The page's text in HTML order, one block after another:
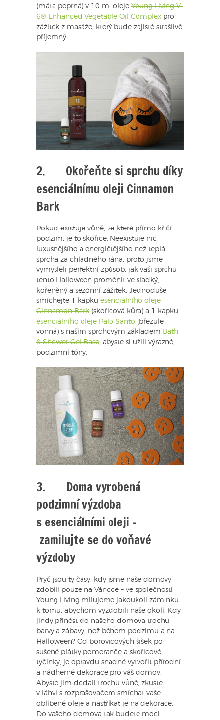
(máta peprná) v 10 ml oleje Young Living V-
6® Enhanced Vegetable Oil Complex pro
zážitek z masáže, který bude zajisté strašlivě
příjemný!
2. Okořeňte si sprchu díky
esenciálnímu oleji Cinnamon
Bark
Pokud existuje vůně, ze které přímo křičí
podzim, je to skořice. Neexistuje nic
luxusnějšího a energičtějšího než teplá
sprcha za chladného rána, proto jsme
vymysleli perfektní způsob, jak vaši sprchu
tento Halloween proměnit ve sladký,
kořeněný a sezónní zážitek. Jednoduše
smíchejte 1 kapku esenciálního oleje
Cinnamon Bark (skořicová kůra) a 1 kapku
esenciálního oleje Palo Santo (březule
vonná) s naším sprchovým základem Bath
& Shower Gel Base, abyste si užili výrazné,
podzimní tóny.
3. Doma vyrobená
podzimní výzdoba
s esenciálními oleji –
zamilujte se do voňavé
výzdoby
Pryč jsou ty časy, kdy jsme naše domovy
zdobili pouze na Vánoce – ve společnosti
Young Living milujeme jakoukoli záminku
k tomu, abychom vyzdobili naše okolí. Kdy
jindy přinést do našeho domova trochu
barvy a zábavy, než během podzimu a na
Halloween? Od borovicových šišek po
sušené plátky pomeranče a skořicové
tyčinky, je opravdu snadné vytvořit přírodní
a nádherné dekorace pro váš domov.
Abyste jim dodali trochu vůně, zkuste
v láhvi s rozprašovačem smíchat vaše
oblíbené oleje a nastříkat je na dekorace.
Do vašeho domova tak budete moci